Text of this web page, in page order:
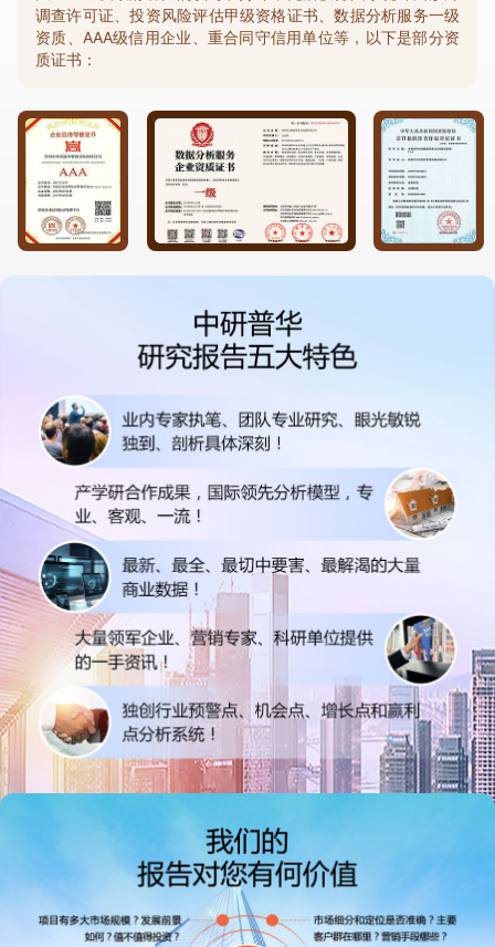
调查许可证、投资风险评估甲级资格证书、数据分析服务一级
资质、AAA级信用企业、重合同守信用单位等，以下是部分资
质证书：